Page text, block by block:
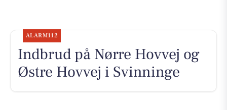
ALARM112
Indbrud på Nørre Hovvej og
Østre Hovvej i Svinninge